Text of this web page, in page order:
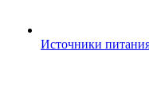
Источники